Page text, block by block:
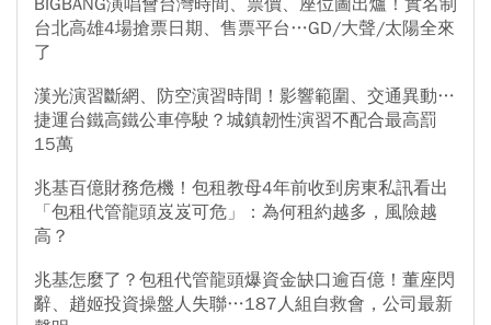
BIGBANG演唱會台灣時間、票價、座位圖出爐！實名制
台北高雄4場搶票日期、售票平台…GD/大聲/太陽全來
了
漢光演習斷網、防空演習時間！影響範圍、交通異動…
捷運台鐵高鐵公車停駛？城鎮韌性演習不配合最高罰
15萬
兆基百億財務危機！包租教母4年前收到房東私訊看出
「包租代管龍頭岌岌可危」：為何租約越多，風險越
高？
兆基怎麼了？包租代管龍頭爆資金缺口逾百億！董座閃
辭、趙姬投資操盤人失聯…187人組自救會，公司最新